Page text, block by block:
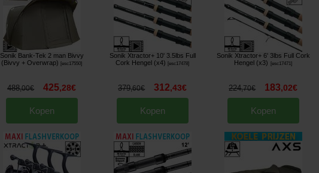
Sonik Bank-Tek 2 man Bivvy
(Bivvy + Overwrap)
[esc17550]
488,00€ 425,28€
Kopen
Sonik Xtractor+ 10' 3.5lbs Full
Cork Hengel (x4)
[esc17478]
379,60€ 312,43€
Kopen
Sonik Xtractor+ 6' 3lbs Full Cork
Hengel (x3)
esc17471]
224,70€ 183,02€
Kopen